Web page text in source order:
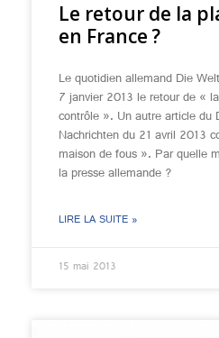
Le retour de la
en France ?
Le quotidien allemand Die
7 janvier 2013 le retour de «
contrôle ». Un autre article du
Nachrichten du 21 avril 2013
maison de fous ». Par quelle
la presse allemande ?
LIRE LA SUITE »
15 mai 2013